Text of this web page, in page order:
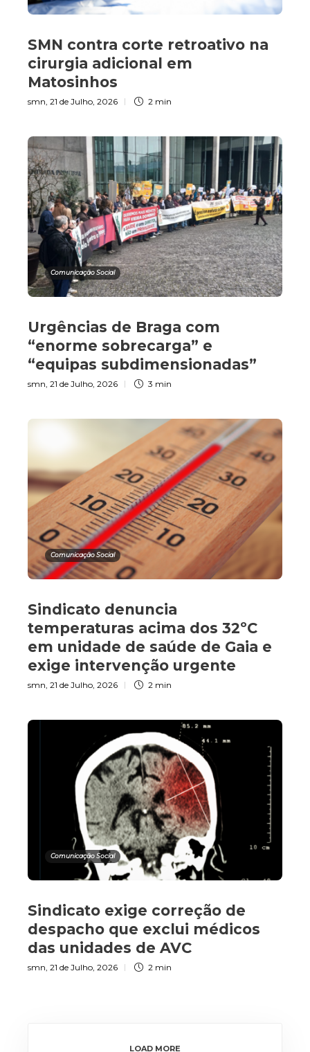
SMN contra corte retroativo na
cirurgia adicional em
Matosinhos
smn, 21 de Julho, 2026 2 min
Comunicação Social
Urgências de Braga com
“enorme sobrecarga” e
“equipas subdimensionadas”
smn 21 de Julho, 2026 3 min
Comunicação Social
Sindicato denuncia
temperaturas acima dos 32ºC
em unidade de saúde de Gaia e
exige intervenção urgente
smn 21 de Julho, 2026 2 min
Comunicação Social
Sindicato exige correção de
despacho que exclui médicos
das unidades de AVC
smn 21 de Julho, 2026 2 min
LOAD MORE